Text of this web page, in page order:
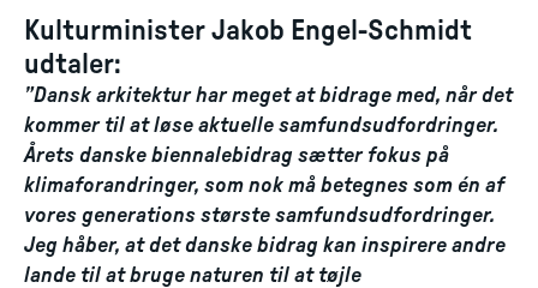
Kulturminister Jakob Engel-Schmidt
udtaler:
”Dansk arkitektur har meget at bidrage med, når det
kommer til at løse aktuelle samfundsudfordringer.
Årets danske biennalebidrag sætter fokus på
klimaforandringer, som nok må betegnes som én af
vores generations største samfundsudfordringer.
Jeg håber, at det danske bidrag kan inspirere andre
lande til at bruge naturen til at tøjle